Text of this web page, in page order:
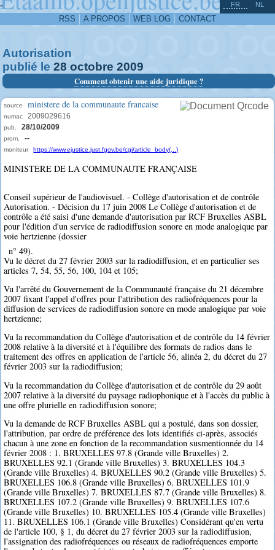
-
RSS A PROPOS WEB LOG CONTACT
FR NL
Autorisation
publié le 28 octobre 2009
Comment obtenir une aide juridique ?
source ministere de la communaute francaise
numac 2009029616
pub. 28/10/2009
prom. --
moniteur https://www.ejustice.just.fgov.be/cgi/article_body(...)
MINISTERE DE LA COMMUNAUTE FRANÇAISE
Conseil supérieur de l'audiovisuel. - Collège d'autorisation et de contrôle
Autorisation. - Décision du 17 juin 2008 Le Collège d'autorisation et de
contrôle a été saisi d'une demande d'autorisation par RCF Bruxelles ASBL
pour l'édition d'un service de radiodiffusion sonore en mode analogique par
voie hertzienne (dossier
n° 49).
Vu le décret du 27 février 2003 sur la radiodiffusion, et en particulier ses
articles 7, 54, 55, 56, 100, 104 et 105;
Vu l'arrêté du Gouvernement de la Communauté française du 21 décembre
2007 fixant l'appel d'offres pour l'attribution des radiofréquences pour la
diffusion de services de radiodiffusion sonore en mode analogique par voie
hertzienne;
Vu la recommandation du Collège d'autorisation et de contrôle du 14 février
2008 relative à la diversité et à l'équilibre des formats de radios dans le
traitement des offres en application de l'article 56, alinéa 2, du décret du 27
février 2003 sur la radiodiffusion;
Vu la recommandation du Collège d'autorisation et de contrôle du 29 août
2007 relative à la diversité du paysage radiophonique et à l'accès du public à
une offre plurielle en radiodiffusion sonore;
Vu la demande de RCF Bruxelles ASBL qui a postulé, dans son dossier,
l'attribution, par ordre de préférence des lots identifiés ci-après, associés
chacun à une zone en fonction de la recommandation susmentionnée du 14
février 2008 : 1. BRUXELLES 97.8 (Grande ville Bruxelles) 2.
BRUXELLES 92.1 (Grande ville Bruxelles) 3. BRUXELLES 104.3
(Grande ville Bruxelles) 4. BRUXELLES 90.2 (Grande ville Bruxelles) 5.
BRUXELLES 106.8 (Grande ville Bruxelles) 6. BRUXELLES 101.9
(Grande ville Bruxelles) 7. BRUXELLES 87.7 (Grande ville Bruxelles) 8.
BRUXELLES 107.2 (Grande ville Bruxelles) 9. BRUXELLES 107.6
(Grande ville Bruxelles) 10. BRUXELLES 105.4 (Grande ville Bruxelles)
11. BRUXELLES 106.1 (Grande ville Bruxelles) Considérant qu'en vertu
de l'article 100, § 1, du décret du 27 février 2003 sur la radiodiffusion,
l'assignation des radiofréquences ou réseaux de radiofréquences emporte
^